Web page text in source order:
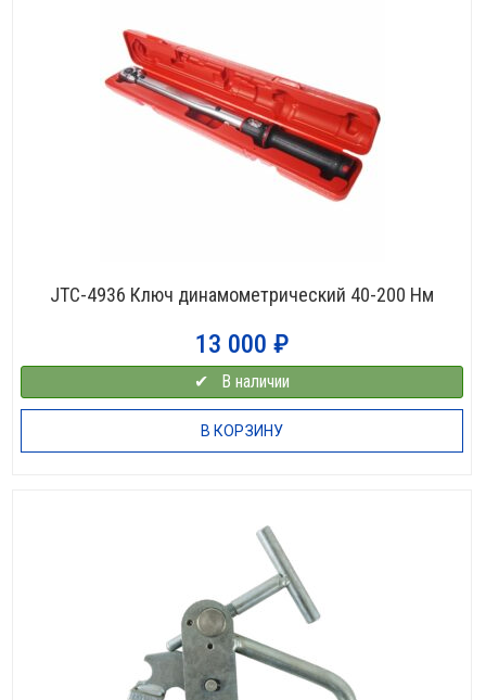
JTC-4936 Ключ динамометрический 40-200 Нм
13 000 ₽
✔⠀В наличии
В КОРЗИНУ